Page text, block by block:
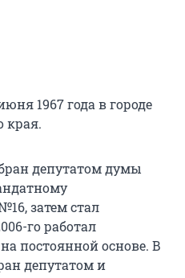
1967 года в городе
края.
депутатом думы
затем стал
го работал
постоянной основе. В
депутатом и